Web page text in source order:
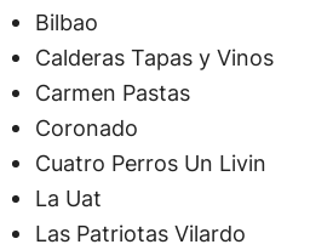
Bilbao
Calderas Tapas y Vinos
Carmen Pastas
Coronado
Cuatro Perros Un Livin
La Uat
Las Patriotas Vilardo